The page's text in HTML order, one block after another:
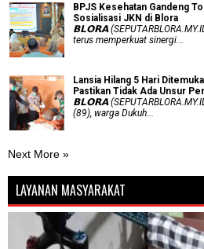
BPJS Kesehatan Gandeng
Sosialisasi JKN di Blora
𝗕𝗟𝗢𝗥𝗔
terus memperkuat sinergi...
Lansia Hilang 5 Hari
Pastikan Tidak Ada Unsur
𝗕𝗟𝗢𝗥𝗔
(89), warga Dukuh...
Next More »
LAYANAN MASYARAKAT